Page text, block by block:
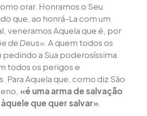
orar. Honramos o Seu
que, ao honrá-La com um
veneramos Aquela que é, por
de Deus». A quem todos os
pedindo a Sua poderosíssima
todos os perigos e
Para Aquela que, como diz São
«é uma arma de salvação
que quer salvar».